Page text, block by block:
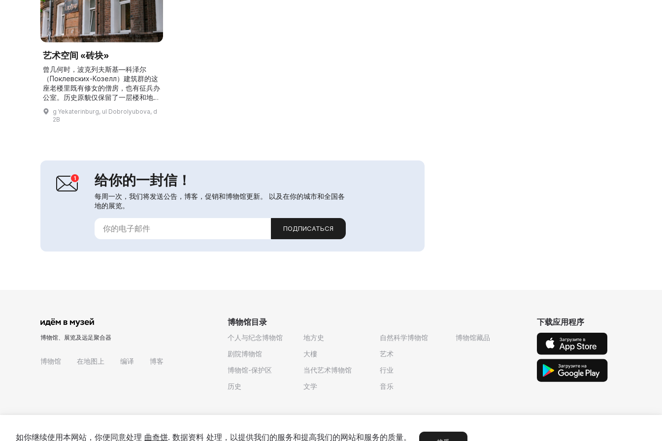
艺术空间 «砖块»
曾几何时，波克列夫斯基—科泽尔
（Поклевских-Козелл）建筑群的这
座老楼里既有修女的僧房，也有征兵办
公室。历史原貌仅保留了一层楼和地下
室。根据城市长者的说法，正是在这栋
楼的一楼曾设有那些随伏特加大亨家族
造，该工厂在19世纪中叶运营。负责
人玛丽娜·索科洛...
g Yekaterinburg, ul Dobrolyubova, d
2B
给你的一封信！
每周一次，我们将发送公告，博客，促销和博物馆更新。 以及在你的城市和全国各
地的展览。
ПОДПИСАТЬСЯ
博物馆、展览及远足聚合器
博物馆 在地图上 编译 博客
博物馆目录
个人与纪念博物馆
剧院博物馆
博物馆-保护区
历史
地方史
大樓
当代艺术博物馆
文学
自然科学博物馆
艺术
行业
音乐
博物馆藏品
下载应用程序
如你继续使用本网站，你便同意处理 曲奇饼. 数据资料 处理，以提供我们的服务和提高我们的网站和服务的质量。